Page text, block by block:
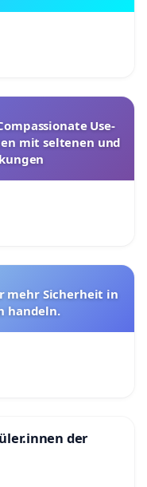
Use-
mit seltenen und
mehr Sicherheit in
handeln.
der